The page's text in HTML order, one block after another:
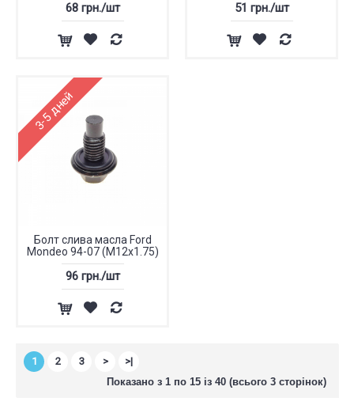
68 грн./шт 51 грн./шт
3-5 дней
Болт слива масла Ford
Mondeo 94-07 (M12x1.75)
96 грн./шт
1 2 3 >
>|
Показано з 1 по 15 із 40 (всього 3 сторінок)